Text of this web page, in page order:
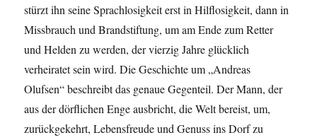
stürzt ihn seine Sprachlosigkeit erst in Hilflosigkeit, dann in
Missbrauch und Brandstiftung, um am Ende zum Retter
und Helden zu werden, der vierzig Jahre glücklich
verheiratet sein wird. Die Geschichte um „Andreas
Olufsen“ beschreibt das genaue Gegenteil. Der Mann, der
aus der dörflichen Enge ausbricht, die Welt bereist, um,
zurückgekehrt, Lebensfreude und Genuss ins Dorf zu